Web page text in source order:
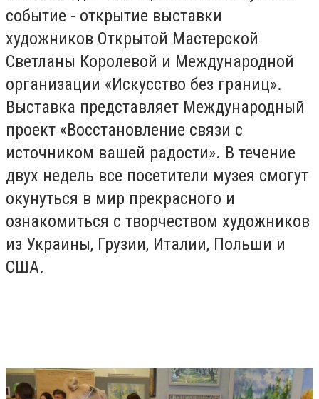
событие - открытие выставки
художников Открытой Мастерской
Светланы Королевой и Международной
организации «Искусство без границ».
Выставка представляет Международный
проект «Восстановление связи с
источником вашей радости». В течение
двух недель все посетители музея смогут
окунуться в мир прекрасного и
ознакомиться с творчеством художников
из Украины, Грузии, Италии, Польши и
США.